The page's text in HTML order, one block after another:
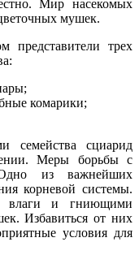
Мир насекомых
мушек.
представители трех
комарики;
семейства сциарид
Меры борьбы с
из важнейших
корневой системы.
влаги и гниющими
Избавиться от них
условия для